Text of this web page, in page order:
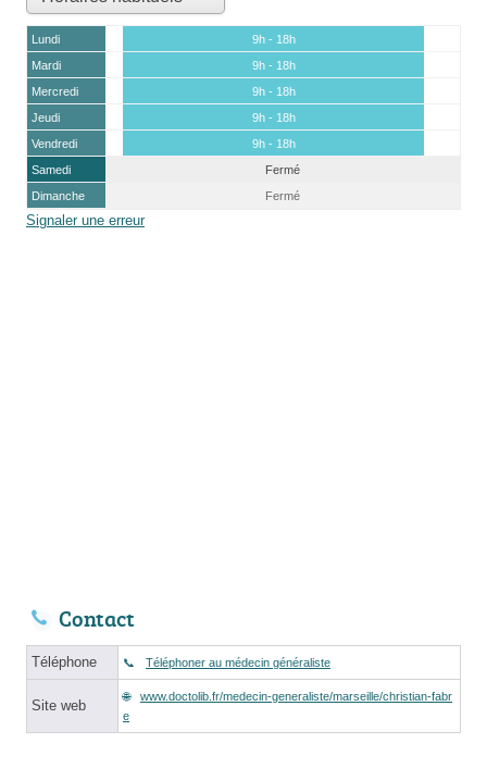
Lundi
9h - 18h
Mardi
9h - 18h
Mercredi
9h - 18h
Jeudi
9h - 18h
Vendredi
9h - 18h
Samedi
Fermé
Dimanche
Fermé
Signaler une erreur
Contact
Téléphone Téléphoner au médecin généraliste
Site web
www.doctolib.fr/medecin-generaliste/marseille/christian-fabr
e